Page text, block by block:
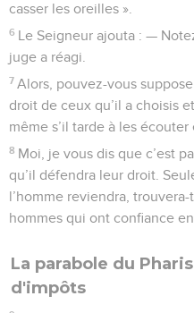
casser les oreilles ».
6 Le Seigneur ajouta : —
juge a réagi.
7 Alors, pouvez-vous
droit de ceux qu’il a choisis
même s’il tarde à les
8 Moi, je vous dis que c’est
qu’il défendra leur droit.
l’homme reviendra,
hommes qui ont confiance
La parabole du
d'impôts